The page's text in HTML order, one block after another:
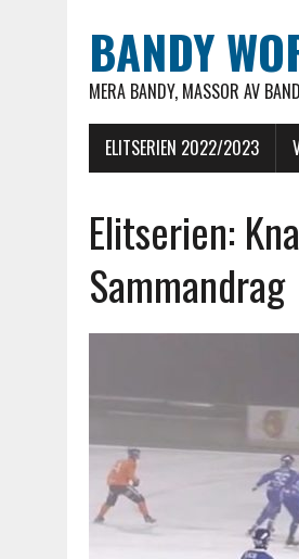
BANDY
MERA BANDY, MASSOR AV
ELITSERIEN 2022/2023
Elitserien:
Sammandrag